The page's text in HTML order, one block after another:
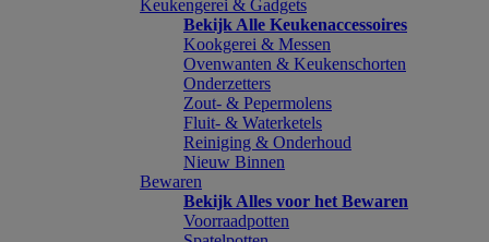
Keukengerei & Gadgets
Bekijk Alle Keukenaccessoires
Kookgerei & Messen
Ovenwanten & Keukenschorten
Onderzetters
Zout- & Pepermolens
Fluit- & Waterketels
Reiniging & Onderhoud
Nieuw Binnen
Bewaren
Bekijk Alles voor het Bewaren
Voorraadpotten